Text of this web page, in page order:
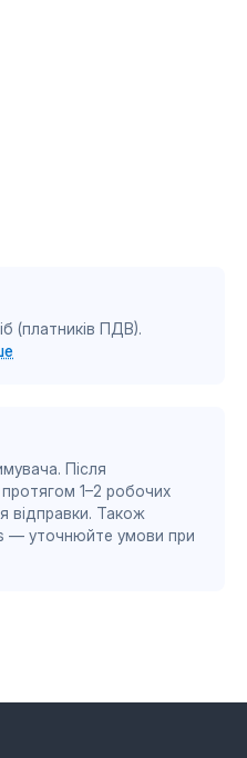
(платників ПДВ).
Після
1–2 робочих
відправки. Також
— уточнюйте умови при